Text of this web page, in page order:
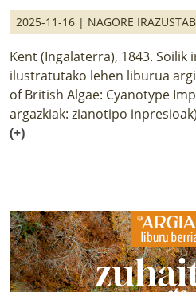
2025-11-16 | NAGORE
Kent (Ingalaterra), 1843.
ilustratutako lehen liburua
of British Algae: Cyanotype
argazkiak: zianotipo
(+)